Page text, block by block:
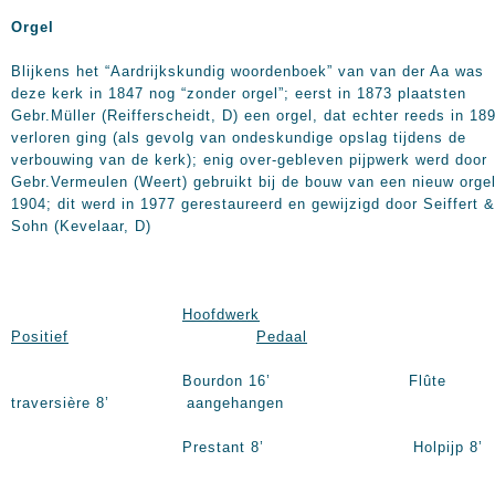
Orgel
Blijkens het “Aardrijkskundig woordenboek” van van der Aa was
deze kerk in 1847 nog “zonder orgel”; eerst in 1873 plaatsten
Gebr.Müller (Reifferscheidt, D) een orgel, dat echter reeds in
verloren ging (als gevolg van ondeskundige opslag tijdens de
verbouwing van de kerk); enig over-gebleven pijpwerk werd door
Gebr.Vermeulen (Weert) gebruikt bij de bouw van een nieuw
1904; dit werd in 1977 gerestaureerd en gewijzigd door Seiffert &
Sohn (Kevelaar, D)
Hoofdwerk
Positief
Pedaal
Bourdon 16’ Flûte
traversière 8’ aangehangen
Prestant 8’ Holpijp 8’